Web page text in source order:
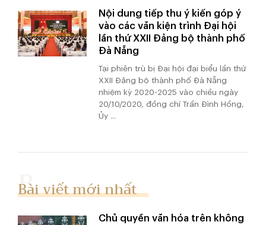
Nội dung tiếp thu ý kiến góp ý
vào các văn kiện trình Đại hội
lần thứ XXII Đảng bộ thành phố
Đà Nẵng
Tại phiên trù bị Đại hội đại biểu lần thứ
XXII Đảng bộ thành phố Đà Nẵng
nhiệm kỳ 2020-2025 vào chiều ngày
20/10/2020, đồng chí Trần Đình Hồng,
Ủy ...
Bài viết mới nhất
Chủ quyền văn hóa trên không